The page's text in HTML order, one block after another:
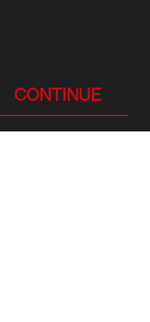
CONTINUE